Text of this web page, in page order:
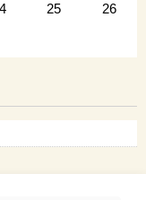
25 26